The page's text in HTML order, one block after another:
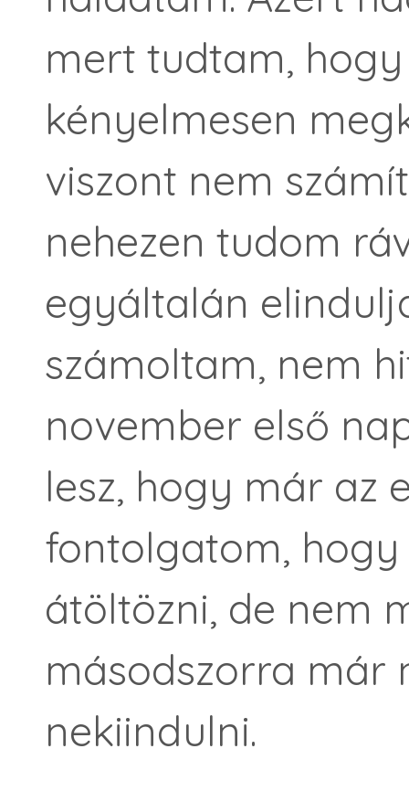
mert tudtam,
kényelmesen
viszont nem
nehezen tudom
egyáltalán
számoltam, nem
november első
lesz, hogy már az
fontolgatom,
átöltözni, de nem
másodszorra már
nekiindulni.